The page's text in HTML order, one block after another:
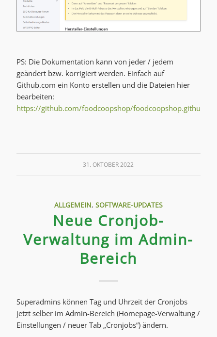
PS: Die Dokumentation kann von jeder / jedem
geändert bzw. korrigiert werden. Einfach auf
Github.com ein Konto erstellen und die Dateien hier
bearbeiten:
https://github.com/foodcoopshop/
31. OKTOBER 2022
ALLGEMEIN, SOFTWARE-UPDATES
Neue Cronjob-
Verwaltung im Admin-
Bereich
Superadmins können Tag und Uhrzeit der Cronjobs
jetzt selber im Admin-Bereich (Homepage-Verwaltung /
Einstellungen / neuer Tab „Cronjobs“) ändern.